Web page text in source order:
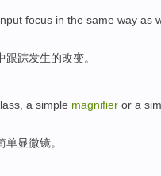
focus in the same way as
跟踪发生的改变。
a simple magnifier or a
单显微镜。